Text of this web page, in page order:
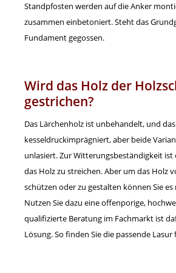
Standpfosten werden auf die Anker
zusammen einbetoniert. Steht das
Fundament gegossen.
Wird das Holz der
gestrichen?
Das Lärchenholz ist unbehandelt, und
kesseldruckimprägniert, aber beide
unlasiert. Zur Witterungsbeständigkeit
das Holz zu streichen. Aber um das Holz
schützen oder zu gestalten können Sie
Nutzen Sie dazu eine offenporige,
qualifizierte Beratung im Fachmarkt ist
Lösung. So finden Sie die passende